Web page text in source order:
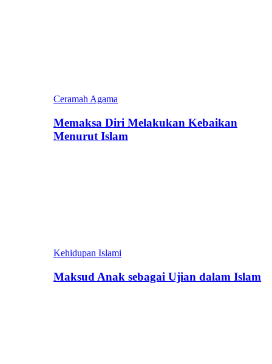
Ceramah Agama
Memaksa Diri Melakukan Kebaikan
Menurut Islam
Kehidupan Islami
Maksud Anak sebagai Ujian dalam Islam